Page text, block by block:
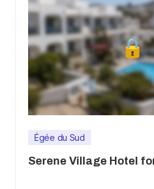
Égée du Sud
Serene Village Hotel